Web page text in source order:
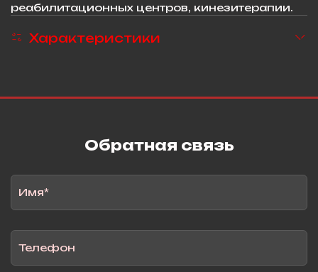
реабилитационных центров, кинезитерапии.
Характеристики
Обратная связь